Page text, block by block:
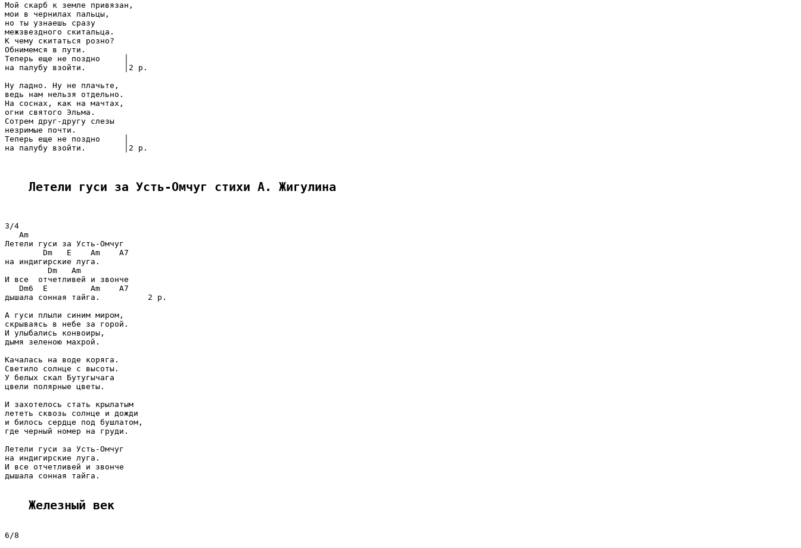
Мой скарб к земле привязан,
мои в чернилах пальцы,
но ты узнаешь сразу
межзвeздного скитальца.
К чему скитаться розно?
Обнимемся в пути.
Теперь ещe не поздно     │
на палубу взойти.        │2 р.
Ну ладно. Ну не плачьте,
ведь нам нельзя отдельно.
На соснах, как на мачтах,
огни святого Эльма.
Сотрeм друг-другу слeзы
незримые почти.
Теперь ещe не поздно     │
на палубу взойти.        │2 р.
Летели гуси за Усть-Омчуг стихи А. Жигулина
3/4
   Am
Летели гуси за Усть-Омчуг
        Dm   E    Am    A7
на индигирские луга.
         Dm   Am
И все  отчетливей и звонче
   Dm6  E         Am    A7
дышала сонная тайга.          2 р.
А гуси плыли синим миром,
скрываясь в небе за горой.
И улыбались конвоиры,
дымя зеленою махрой.
Качалась на воде коряга.
Светило солнце с высоты.
У белых скал Бутугычага
цвели полярные цветы.
И захотелось стать крылатым
лететь сквозь солнце и дожди
и билось сердце под бушлатом,
где черный номер на груди.
Летели гуси за Усть-Омчуг
на индигирские луга.
И все отчетливей и звонче
дышала сонная тайга.
Железный век
6/8